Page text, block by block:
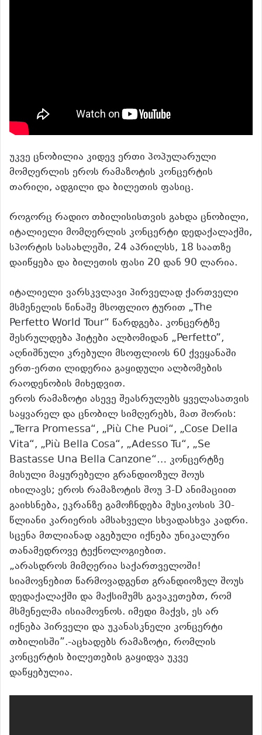
უკვე ცნობილია კიდევ ერთი პოპულარული
მომღერლის ეროს რამაზოტის კონცერტის
თარიღი, ადგილი და ბილეთის ფასიც.
როგორც რადიო თბილისისთვის გახდა ცნობილი,
იტალიელი მომღერლის კონცერტი დედაქალაქში,
სპორტის სასახლეში, 24 აპრილსს, 18 საათზე
დაიწყება და ბილეთის ფასი 20 დან 90 ლარია.
იტალიელი ვარსკვლავი პირველად ქართველი
მსმენელის წინაშე მსოფლიო ტურით „The
Perfetto World Tour“ წარდგება. კონცერტზე
შესრულდება ჰიტები ალბომიდან „Perfetto”,
აღნიშნული კრებული მსოფლიოს 60 ქვეყანაში
ერთ-ერთი ლიდერია გაყიდული ალბომების
რაოდენობის მიხედვით.
ეროს რამაზოტი ასევე შეასრულებს ყველასათვის
საყვარელ და ცნობილ სიმღერებს, მათ შორის:
„Terra Promessa“, „Più Che Puoi“, „Cose Della
Vita“, „Più Bella Cosa“, „Adesso Tu“, „Se
Bastasse Una Bella Canzone“… კონცერტზე
მისული მაყურებელი გრანდიოზულ შოუს
იხილავს; ეროს რამაზოტის შოუ 3-D ანიმაციით
გაიხსნება, ეკრანზე გამოჩნდება მუსიკოსის 30-
წლიანი კარიერის ამსახველი სხვადასხვა კადრი.
სცენა მთლიანად აგებული იქნება უნიკალური
თანამედროვე ტექნოლოგიებით.
„არასდროს მიმღერია საქართველოში!
სიამოვნებით წარმოვადგენთ გრანდიოზულ შოუს
დედაქალაქში და მაქსიმუმს გავაკეთებთ, რომ
მსმენელმა ისიამოვნოს. იმედი მაქვს, ეს არ
იქნება პირველი და უკანასკნელი კონცერტი
თბილისში”.-აცხადებს რამაზოტი, რომლის
კონცერტის ბილეთების გაყიდვა უკვე
დაწყებულია.